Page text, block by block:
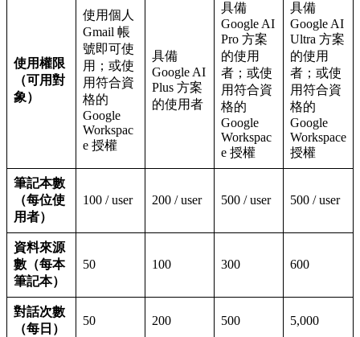
使用權限
（可用對
象）
使用個人
Gmail 帳
號即可使
用；或使
用符合資
格的
Google
Workspac
e 授權
具備
Google AI
Plus 方案
的使用者
具備
Google AI
Pro 方案
的使用
者；或使
用符合資
格的
Google
Workspac
e 授權
具備
Google AI
Ultra 方案
的使用
者；或使
用符合資
格的
Google
Workspace
授權
筆記本數
（每位使
用者）
100 / user 200 / user 500 / user 500 / user
資料來源
數（每本
筆記本）
50 100 300 600
對話次數
（每日）
50 200 500 5,000